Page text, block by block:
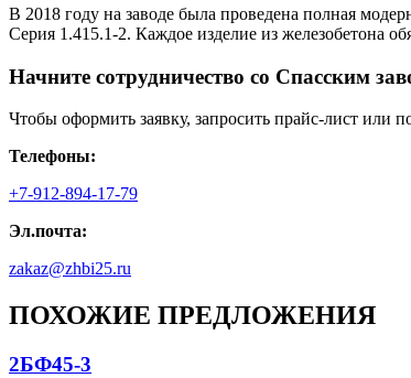
В 2018 году на заводе была проведена полная
Серия 1.415.1-2. Каждое изделие из железобетона
Начните сотрудничество со Cпасским
Чтобы оформить заявку, запросить прайс-лист или
Телефоны:
+7-912-894-17-79
Эл.почта:
zakaz@zhbi25.ru
ПОХОЖИЕ ПРЕДЛОЖЕНИЯ
2БФ45-3